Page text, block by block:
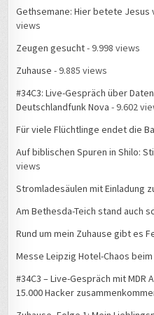
Gethsemane: Hier betete Jesus
views
Zeugen gesucht- 9.998 views
Zuhause - 9.885 views
#34C3: Live-Gespräch über
Deutschlandfunk Nova - 9.602
Für viele Flüchtlinge endet die
Auf biblischen Spuren in Shilo:
views
Stromladesäulen mit Einladung
Am Bethesda-Teich stand auch
Rund um mein Zuhause gibt es
Messe Leipzig Hotel-Chaos
#34C3 – Live-Gespräch mit
15.000 Hacker